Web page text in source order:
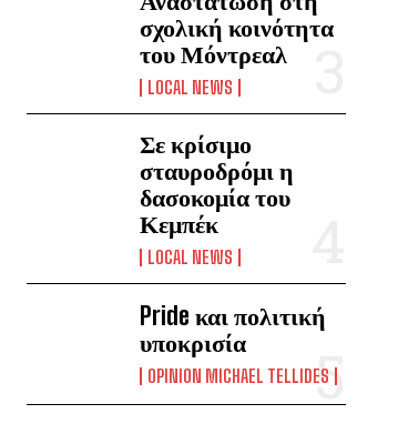
σχολική κοινότητα
του Μόντρεαλ
LOCAL NEWS
Σε κρίσιμο
σταυροδρόμι η
δασοκομία του
Κεμπέκ
LOCAL NEWS
Pride και πολιτική
υποκρισία
OPINION MICHAEL TELLIDES